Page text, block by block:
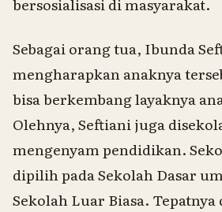
Sebagai orang tua, Ibunda
mengharapkan anaknya
bisa berkembang layaknya
Olehnya, Seftiani juga
mengenyam pendidikan.
dipilih pada Sekolah Dasar
Sekolah Luar Biasa. Tepatnya